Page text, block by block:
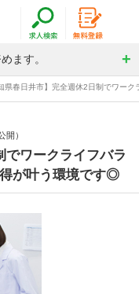
ます。
知県春日井市】完全週休2日制でワー
開）
でワークライフバラ
が叶う環境です◎